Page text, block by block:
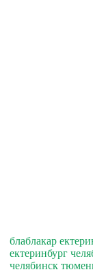
блаблакар
ектеринбург
челябинск